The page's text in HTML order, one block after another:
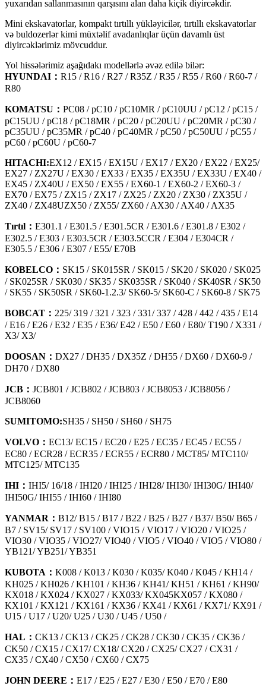
yuxarıdan sallanmasının qarşısını alan daha kiçik diyircəkdir.
Mini ekskavatorlar, kompakt tırtıllı yükləyicilər, tırtıllı ekskavatorlar
və buldozerlər kimi müxtəlif avadanlıqlar üçün davamlı üst
diyircəklərimiz mövcuddur.
Yol hissələrimiz aşağıdakı modellərlə əvəz edilə bilər:
HYUNDAI： R15 / R16 / R27 / R35Z / R35 / R55 / R60 / R60-7 /
R80
KOMATSU： PC08 / pC10 / pC10MR / pC10UU / pC12 / pC15 /
pC15UU / pC18 / pC18MR / pC20 / pC20UU / pC20MR / pC30 /
pC35UU / pC35MR / pC40 / pC40MR / pC50 / pC50UU / pC55 /
pC60 / pC60U / pC60-7
HITACHI:EX12 / EX15 / EX15U / EX17 / EX20 / EX22 / EX25/
EX27 / ZX27U / EX30 / EX33 / EX35 / EX35U / EX33U / EX40 /
EX45 / ZX40U / EX50 / EX55 / EX60-1 / EX60-2 / EX60-3 /
EX70 / EX75 / ZX15 / ZX17 / ZX25 / ZX20 / ZX30 / ZX35U /
ZX40 / ZX48UZX50 / ZX55/ ZX60 / AX30 / AX40 / AX35
Tırtıl： E301.1 / E301.5 / E301.5CR / E301.6 / E301.8 / E302 /
E302.5 / E303 / E303.5CR / E303.5CCR / E304 / E304CR /
E305.5 / E306 / E307 / E55/ E70B
KOBELCO： SK15 / SK015SR / SK015 / SK20 / SK020 / SK025
/ SK025SR / SK030 / SK35 / SK035SR / SK040 / SK40SR / SK50
/ SK55 / SK50SR / SK60-1.2.3/ SK60-5/ SK60-C / SK60-8 / SK75
BOBCAT： 225/ 319 / 321 / 323 / 331/ 337 / 428 / 442 / 435 / E14
/ E16 / E26 / E32 / E35 / E36/ E42 / E50 / E60 / E80/ T190 / X331 /
X3/ X3/
DOOSAN： DX27 / DH35 / DX35Z / DH55 / DX60 / DX60-9 /
DH70 / DX80
JCB： JCB801 / JCB802 / JCB803 / JCB8053 / JCB8056 /
JCB8060
SUMITOMO:SH35 / SH50 / SH60 / SH75
VOLVO： EC13/ EC15 / EC20 / E25 / EC35 / EC45 / EC55 /
EC80 / ECR28 / ECR35 / ECR55 / ECR80 / MCT85/ MTC110/
MTC125/ MTC135
IHI： IHI5/ 16/18 / IHI20 / IHI25 / IHI28/ IHI30/ IHI30G/ IHI40/
IHI50G/ IHI55 / IHI60 / IHI80
YANMAR： B12/ B15 / B17 / B22 / B25 / B27 / B37/ B50/ B65 /
B7 / SV15/ SV17 / SV100 / VIO15 / VIO17 / VIO20 / VIO25 /
VIO30 / VIO35 / VIO27/ VIO40 / VIO5 / VIO40 / VIO5 / VIO80 /
YB121/ YB251/ YB351
KUBOTA： K008 / K013 / K030 / K035/ K040 / K045 / KH14 /
KH025 / KH026 / KH101 / KH36 / KH41/ KH51 / KH61 / KH90/
KX018 / KX024 / KX027 / KX033/ KX045KX057 / KX080 /
KX101 / KX121 / KX161 / KX36 / KX41 / KX61 / KX71/ KX91 /
U15 / U17 / U20/ U25 / U30 / U45 / U50 /
HAL： CK13 / CK13 / CK25 / CK28 / CK30 / CK35 / CK36 /
CK50 / CX15 / CX17/ CX18/ CX20 / CX25/ CX27 / CX31 /
CX35 / CX40 / CX50 / CX60 / CX75
JOHN DEERE： E17 / E25 / E27 / E30 / E50 / E70 / E80